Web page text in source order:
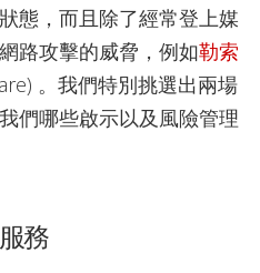
態，而且除了經常登上媒
路攻擊的威脅，例如勒索
。我們特別挑選出兩場
們哪些啟示以及風險管理
務